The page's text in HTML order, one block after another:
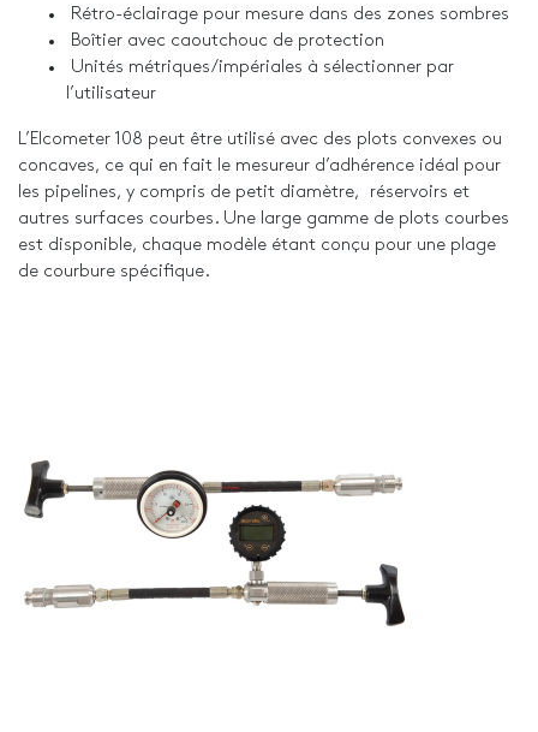
Rétro-éclairage pour mesure dans des zones sombres
Boîtier avec caoutchouc de protection
Unités métriques/impériales à sélectionner par
l’utilisateur
L’Elcometer 108 peut être utilisé avec des plots convexes ou
concaves, ce qui en fait le mesureur d’adhérence idéal pour
les pipelines, y compris de petit diamètre, réservoirs et
autres surfaces courbes. Une large gamme de plots courbes
est disponible, chaque modèle étant conçu pour une plage
de courbure spécifique.